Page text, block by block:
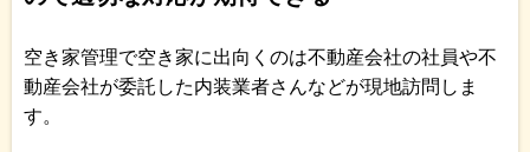
空き家管理で空き家に出向くのは不動産会社の社員や不
動産会社が委託した内装業者さんなどが現地訪問しま
す。